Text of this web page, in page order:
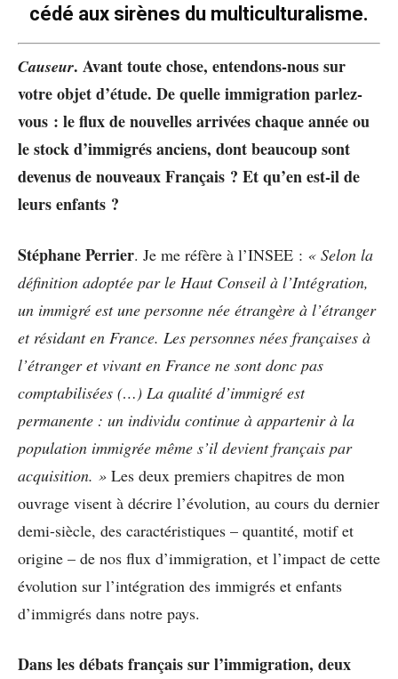
cédé aux sirènes du multiculturalisme.
Causeur. Avant toute chose, entendons-nous sur
votre objet d’étude. De quelle immigration parlez-
vous : le flux de nouvelles arrivées chaque année ou
le stock d’immigrés anciens, dont beaucoup sont
devenus de nouveaux Français ? Et qu’en est-il de
leurs enfants ?
Stéphane Perrier. Je me réfère à l’INSEE : « Selon la
définition adoptée par le Haut Conseil à l’Intégration,
un immigré est une personne née étrangère à l’étranger
et résidant en France. Les personnes nées françaises à
l’étranger et vivant en France ne sont donc pas
comptabilisées (…) La qualité d’immigré est
permanente : un individu continue à appartenir à la
population immigrée même s’il devient français par
acquisition. » Les deux premiers chapitres de mon
ouvrage visent à décrire l’évolution, au cours du dernier
demi-siècle, des caractéristiques – quantité, motif et
origine – de nos flux d’immigration, et l’impact de cette
évolution sur l’intégration des immigrés et enfants
d’immigrés dans notre pays.
Dans les débats français sur l’immigration, deux